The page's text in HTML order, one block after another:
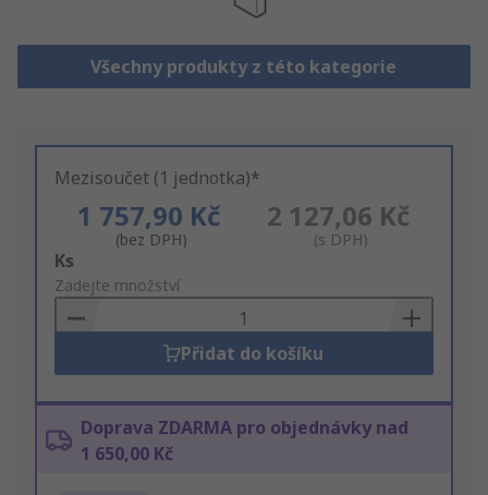
Všechny produkty z této kategorie
Mezisoučet (1 jednotka)*
1 757,90 Kč
(bez DPH)
2 127,06 Kč
(s DPH)
Add
to
Basket
Ks
Zadejte množství
Přidat do košíku
Doprava ZDARMA pro objednávky nad
1 650,00 Kč